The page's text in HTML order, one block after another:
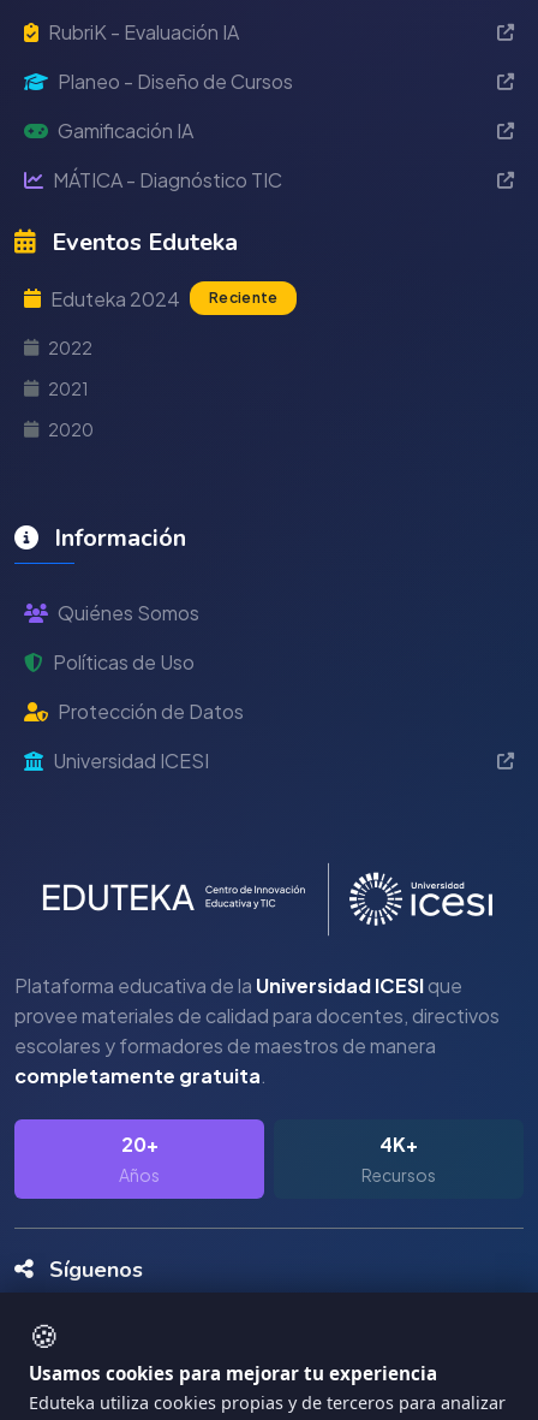
🍪
Usamos cookies para mejorar tu experiencia
Eduteka utiliza cookies propias y de terceros para analizar
RubriK - Evaluación IA
Planeo - Diseño de Cursos
Gamificación IA
MÁTICA - Diagnóstico TIC
Eventos Eduteka
Eduteka 2024 Reciente
2022
2021
2020
Información
Quiénes Somos
Políticas de Uso
Protección de Datos
Universidad ICESI
Plataforma educativa de la Universidad ICESIque
provee materiales de calidad para docentes, directivos
escolares y formadores de maestros de manera
completamente gratuita.
20+
Años
4K+
Recursos
Síguenos